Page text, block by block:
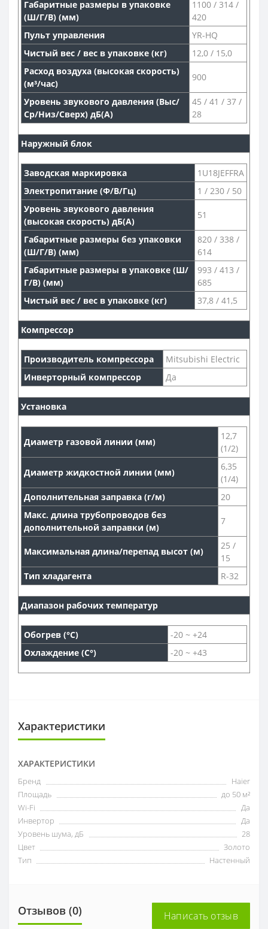
Габаритные размеры в упаковке
(Ш/Г/В) (мм)
1100 / 314 /
420
Пульт управления
YR-HQ
Чистый вес / вес в упаковке (кг)
12,0 / 15,0
Расход воздуха (высокая скорость)
(м³/час)
900
Уровень звукового давления (Выс/
Ср/Низ/Сверх) дБ(А)
45 / 41 / 37 /
28
Наружный блок
Заводская маркировка
1U18JEFFRA
Электропитание (Ф/В/Гц)
1 / 230 / 50
Уровень звукового давления
(высокая скорость) дБ(А)
51
Габаритные размеры без упаковки
(Ш/Г/В) (мм)
820 / 338 /
614
Габаритные размеры в упаковке (Ш/
Г/В) (мм)
993 / 413 /
685
Чистый вес / вес в упаковке (кг)
37,8 / 41,5
Компрессор
Производитель компрессора
Mitsubishi Electric
Инверторный компрессор
Да
Установка
Диаметр газовой линии (мм)
12,7
(1/2)
Диаметр жидкостной линии (мм)
6,35
(1/4)
Дополнительная заправка (г/м)
20
Макс. длина трубопроводов без
дополнительной заправки (м)
7
Максимальная длина/перепад высот (м)
25 /
15
Тип хладагента
R-32
Диапазон рабочих температур
Обогрев (°С)
-20 ~ +24
Охлаждение (С°)
-20 ~ +43
Характеристики
ХАРАКТЕРИСТИКИ
Бренд
Haier
Площадь
до 50 м²
Wi-Fi
Да
Инвертор
Да
Уровень шума, дБ
28
Цвет
Золото
Тип
Настенный
Отзывов (0) Написать отзыв